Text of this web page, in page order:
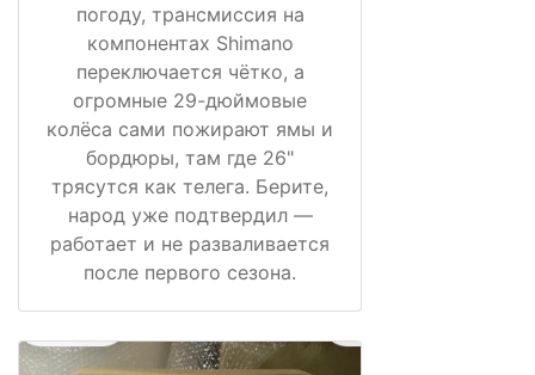
погоду, трансмиссия на
компонентах Shimano
переключается чётко, а
огромные 29-дюймовые
колёса сами пожирают ямы и
бордюры, там где 26"
трясутся как телега. Берите,
народ уже подтвердил —
работает и не разваливается
после первого сезона.